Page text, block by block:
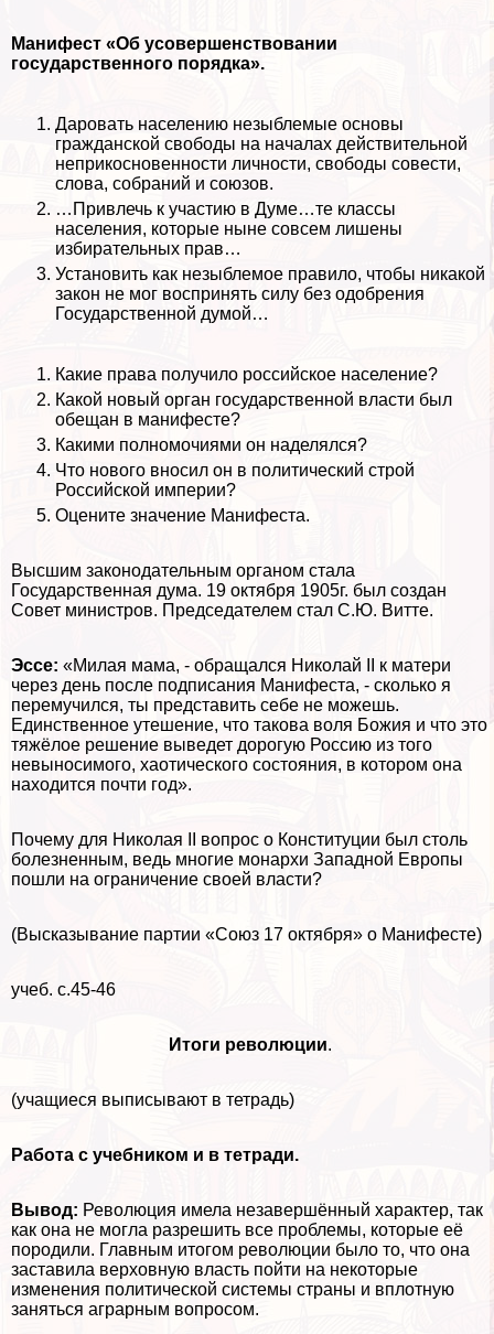
Манифест «Об усовершенствовании
государственного порядка».
Даровать населению незыблемые основы
гражданской свободы на началах действительной
неприкосновенности личности, свободы совести,
слова, собраний и союзов.
…Привлечь к участию в Думе…те классы
населения, которые ныне совсем лишены
избирательных прав…
Установить как незыблемое правило, чтобы никакой
закон не мог воспринять силу без одобрения
Государственной думой…
Какие права получило российское население?
Какой новый орган государственной власти был
обещан в манифесте?
Какими полномочиями он наделялся?
Что нового вносил он в политический строй
Российской империи?
Оцените значение Манифеста.
Высшим законодательным органом стала
Государственная дума. 19 октября 1905г. был создан
Совет министров. Председателем стал С.Ю. Витте.
Эссе: «Милая мама, - обращался Николай II к матери
через день после подписания Манифеста, - сколько я
перемучился, ты представить себе не можешь.
Единственное утешение, что такова воля Божия и что это
тяжёлое решение выведет дорогую Россию из того
невыносимого, хаотического состояния, в котором она
находится почти год».
Почему для Николая II вопрос о Конституции был столь
болезненным, ведь многие монархи Западной Европы
пошли на ограничение своей власти?
(Высказывание партии «Союз 17 октября» о Манифесте)
учеб. с.45-46
Итоги революции.
(учащиеся выписывают в тетрадь)
Работа с учебником и в тетради.
Вывод: Революция имела незавершённый хаpaктер, так
как она не могла разрешить все проблемы, которые её
породили. Главным итогом революции было то, что она
заставила верховную власть пойти на некоторые
изменения политической системы страны и вплотную
заняться аграрным вопросом.